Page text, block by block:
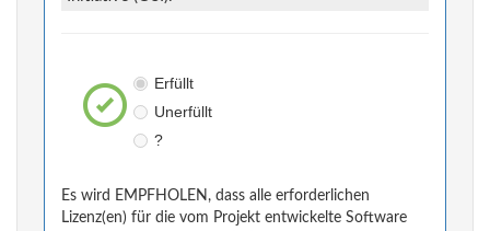
Erfüllt
Unerfüllt
?
Es wird EMPFHOLEN, dass alle erforderlichen
Lizenz(en) für die vom Projekt entwickelte Software